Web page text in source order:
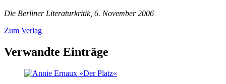
Die Berliner Literaturkritik, 6. November 2006
Zum Verlag
Verwandte Einträge